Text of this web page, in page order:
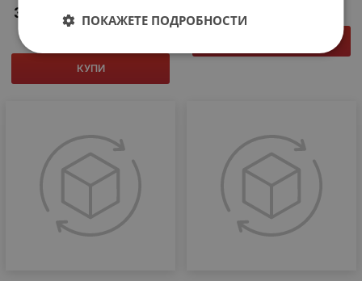
330.00 € / 645.42лв.
КУПИ
ПОКАЖЕТЕ ПОДРОБНОСТИ